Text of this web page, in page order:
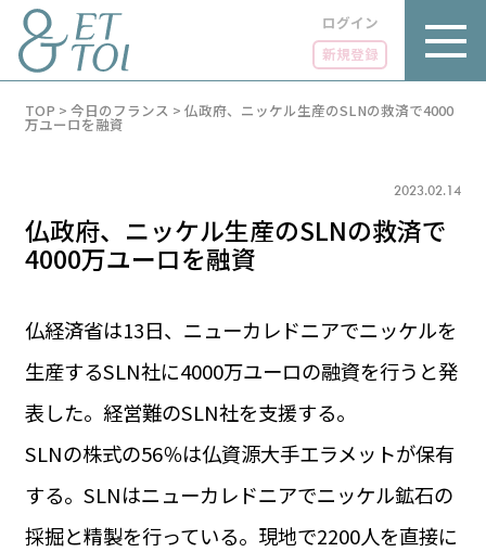
ログイン
新規登録
LUXE
グルメ
LIFE STYLE
BUSINESS
ビジネス・キャリア
FR 21:19 ／ JP 04:19
1€＝182.25円
お問い合わせ
運営会社
サイトポリシー
TOP > 今日のフランス > 仏政府、ニッケル生産のSLNの救済で4000
万ユーロを融資
2023.02.14
仏政府、ニッケル生産のSLNの救済で
4000万ユーロを融資
仏経済省は13日、ニューカレドニアでニッケルを
生産するSLN社に4000万ユーロの融資を行うと発
表した。経営難のSLN社を支援する。
SLNの株式の56％は仏資源大手エラメットが保有
する。SLNはニューカレドニアでニッケル鉱石の
採掘と精製を行っている。現地で2200人を直接に